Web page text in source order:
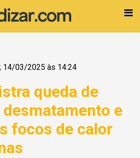
; 14/03/2025 às 14:24
queda de
desmatamento e
focos de calor